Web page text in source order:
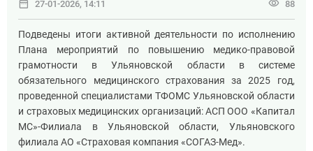
date_range 27-01-2026, 14:11 visibility 88
Подведены итоги активной деятельности по исполнению
Плана мероприятий по повышению медико-правовой
грамотности в Ульяновской области в системе
обязательного медицинского страхования за 2025 год,
проведенной специалистами ТФОМС Ульяновской области
и страховых медицинских организаций: АСП ООО «Капитал
МС»-Филиала в Ульяновской области, Ульяновского
филиала АО «Страховая компания «СОГАЗ-Мед».